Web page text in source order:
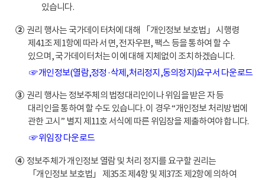
있습니다.
②권리 행사는 국가데이터처에 대해 「개인정보 보호법」 시행령
제41조 제1항에 따라 서면, 전자우편, 팩스 등을 통하여 할 수
있으며, 국가데이터처는 이에 대해 지체없이 조치하겠습니다.
☞ 개인정보(열람,정정·삭제,처리정지,동의정지)요구서 다운로드
③권리 행사는 정보주체의 법정대리인이나 위임을 받은 자 등
대리인을 통하여 할 수도 있습니다. 이 경우 “개인정보 처리방법에
관한 고시” 별지 제11호 서식에 따른 위임장을 제출하여야 합니다.
☞ 위임장 다운로드
④정보주체가 개인정보 열람 및 처리 정지를 요구할 권리는
「개인정보 보호법」 제35조 제4항 및 제37조 제2항에 의하여